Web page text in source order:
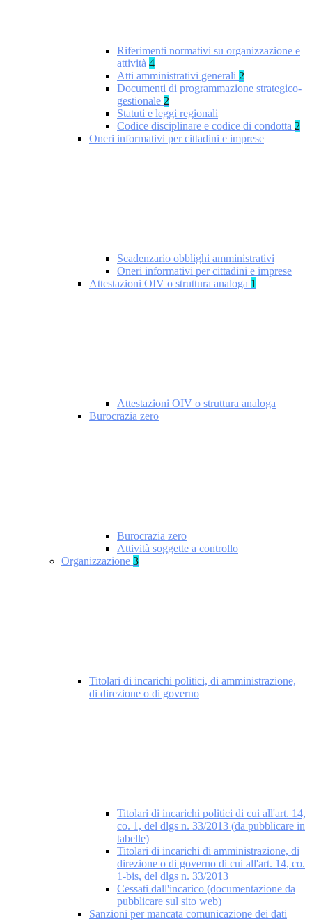
Riferimenti normativi su organizzazione e
attività 4
Atti amministrativi generali 2
Documenti di programmazione strategico-
gestionale 2
Statuti e leggi regionali
Codice disciplinare e codice di condotta 2
Oneri informativi per cittadini e imprese
Scadenzario obblighi amministrativi
Oneri informativi per cittadini e imprese
Attestazioni OIV o struttura analoga 1
Attestazioni OIV o struttura analoga
Burocrazia zero
Burocrazia zero
Attività soggette a controllo
Organizzazione 3
Titolari di incarichi politici, di amministrazione,
di direzione o di governo
Titolari di incarichi politici di cui all'art. 14,
co. 1, del dlgs n. 33/2013 (da pubblicare in
tabelle)
Titolari di incarichi di amministrazione, di
direzione o di governo di cui all'art. 14, co.
1-bis, del dlgs n. 33/2013
Cessati dall'incarico (documentazione da
pubblicare sul sito web)
Sanzioni per mancata comunicazione dei dati